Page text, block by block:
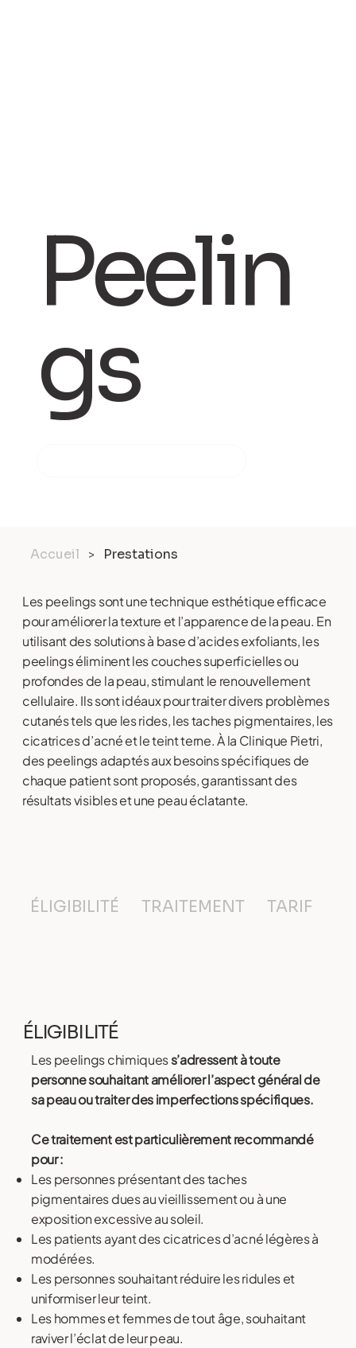
Peelin
gs
Accueil > Prestations
Les peelings sont une technique esthétique efficace
pour améliorer la texture et l’apparence de la peau. En
utilisant des solutions à base d’acides exfoliants, les
peelings éliminent les couches superficielles ou
profondes de la peau, stimulant le renouvellement
cellulaire. Ils sont idéaux pour traiter divers problèmes
cutanés tels que les rides, les taches pigmentaires, les
cicatrices d’acné et le teint terne. À la Clinique Pietri,
des peelings adaptés aux besoins spécifiques de
chaque patient sont proposés, garantissant des
résultats visibles et une peau éclatante.
ÉLIGIBILITÉ
Les peelings chimiquess’adressent à toute
personne souhaitant améliorer l’aspect général de
sa peau ou traiter des imperfections spécifiques.
Ce traitement est particulièrement recommandé
pour :
Les personnes présentant des taches
pigmentaires dues au vieillissement ou à une
exposition excessive au soleil.
Les patients ayant des cicatrices d’acné légères à
modérées.
Les personnes souhaitant réduire les ridules et
uniformiser leur teint.
Les hommes et femmes de tout âge, souhaitant
raviver l’éclat de leur peau.
ÉLIGIBILITÉ TRAITEMENT TARIF